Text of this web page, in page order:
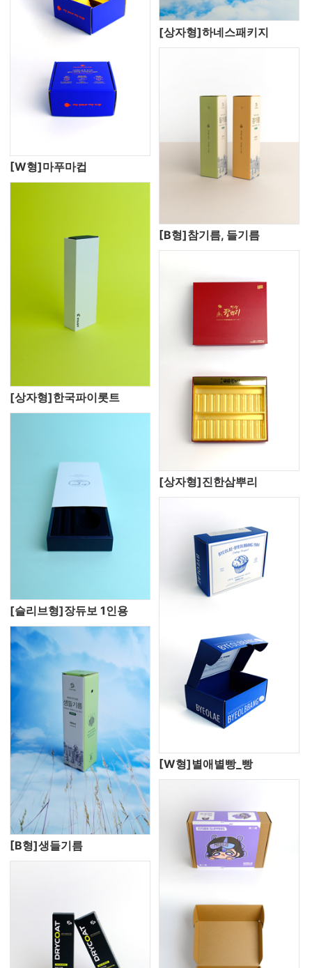
[W형]마푸마컵
[상자형]하네스패키지
[상자형]한국파이롯트
[B형]참기름, 들기름
[슬리브형]장듀보 1인용
[상자형]진한삼뿌리
[B형]생들기름
[W형]별애별빵_빵